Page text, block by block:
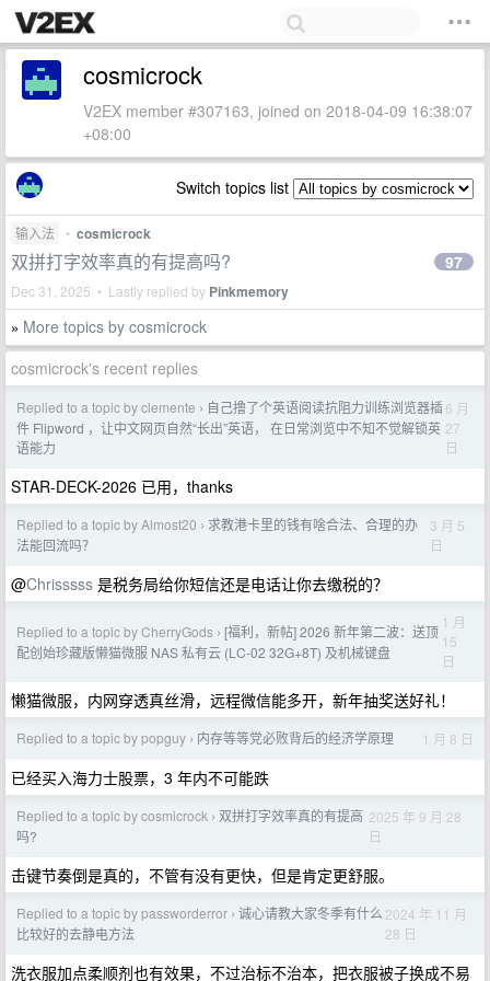
cosmicrock
V2EX member #307163, joined on 2018-04-09 16:38:07
+08:00
Switch topics list
输入法 • cosmicrock
双拼打字效率真的有提高吗?
Dec 31, 2025 • Lastly replied by Pinkmemory
97
» More topics by cosmicrock
cosmicrock's recent replies
Replied to a topic by clemente › 自己撸了个英语阅读抗阻力训练浏览器插
件 Flipword ，让中文网页自然“长出”英语， 在日常浏览中不知不觉解锁英
语能力
6 月
27
日
STAR-DECK-2026 已用，thanks
Replied to a topic by Almost20 › 求教港卡里的钱有啥合法、合理的办
法能回流吗？
3 月 5
日
@Chrisssss 是税务局给你短信还是电话让你去缴税的？
Replied to a topic by CherryGods › [福利，新帖] 2026 新年第二波：送顶
配创始珍藏版懒猫微服 NAS 私有云 (LC-02 32G+8T) 及机械键盘
1 月
15
日
懒猫微服，内网穿透真丝滑，远程微信能多开，新年抽奖送好礼！
Replied to a topic by popguy › 内存等等党必败背后的经济学原理 1 月 8 日
已经买入海力士股票，3 年内不可能跌
Replied to a topic by cosmicrock › 双拼打字效率真的有提高
吗?
2025 年 9 月 28
日
击键节奏倒是真的，不管有没有更快，但是肯定更舒服。
Replied to a topic by passworderror › 诚心请教大家冬季有什么
比较好的去静电方法
2024 年 11 月
28 日
洗衣服加点柔顺剂也有效果，不过治标不治本，把衣服被子换成不易